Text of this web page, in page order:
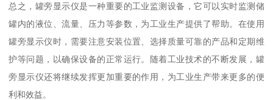
总之，罐旁显示仪是一种重要的工业监测设备，它可以实时监测储
罐内的液位、流量、压力等参数，为工业生产提供了帮助。在使用
罐旁显示仪时，需要注意安装位置、选择质量可靠的产品和定期维
护等问题，以确保设备的正常运行。随着工业技术的不断发展，罐
旁显示仪还将继续发挥更加重要的作用，为工业生产带来更多的便
利和效益。